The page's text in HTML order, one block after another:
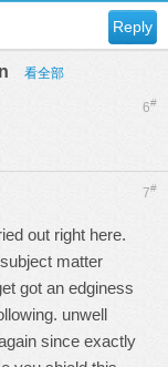
Reply
看全部
6#
7#
out right here.
matter
got an edginess
unwell
since exactly